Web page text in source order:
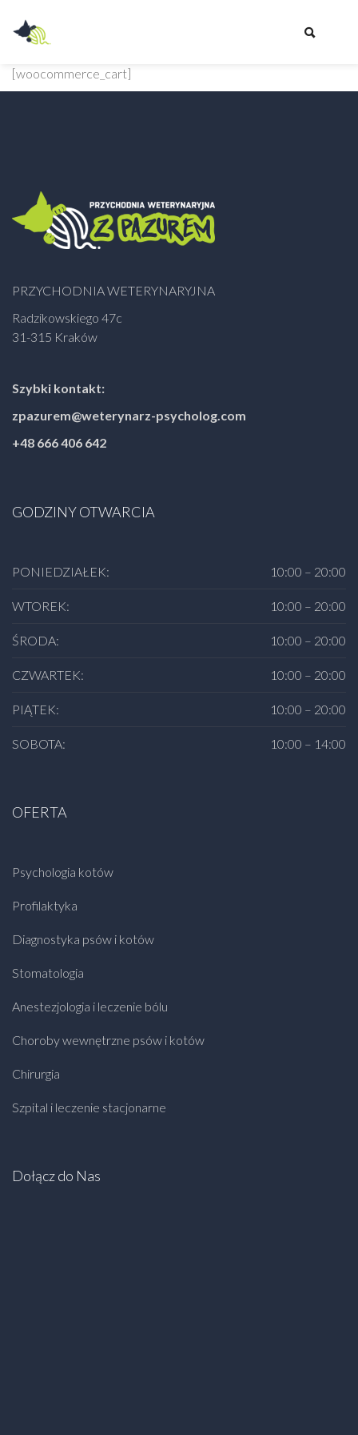
Weterynaryjna
[woocommerce_cart]
PRZYCHODNIA WETERYNARYJNA
Radzikowskiego 47c
31-315 Kraków
Szybki kontakt:
zpazurem@weterynarz-psycholog.com
+48 666 406 642
GODZINY OTWARCIA
PONIEDZIAŁEK: 10:00 – 20:00
WTOREK: 10:00 – 20:00
ŚRODA: 10:00 – 20:00
CZWARTEK: 10:00 – 20:00
PIĄTEK: 10:00 – 20:00
SOBOTA: 10:00 – 14:00
OFERTA
Psychologia kotów
Profilaktyka
Diagnostyka psów i kotów
Stomatologia
Anestezjologia i leczenie bólu
Choroby wewnętrzne psów i kotów
Chirurgia
Szpital i leczenie stacjonarne
Dołącz do Nas